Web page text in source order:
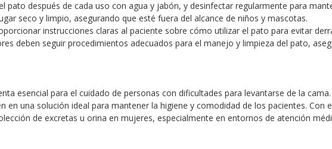
pato después de cada uso con agua y jabón, y desinfectar regularmente para
seco y limpio, asegurando que esté fuera del alcance de niños y mascotas.
instrucciones claras al paciente sobre cómo utilizar el pato para evitar
deben seguir procedimientos adecuados para el manejo y limpieza del pato,
esencial para el cuidado de personas con dificultades para levantarse de la
en una solución ideal para mantener la higiene y comodidad de los pacientes.
de excretas u orina en mujeres, especialmente en entornos de atención